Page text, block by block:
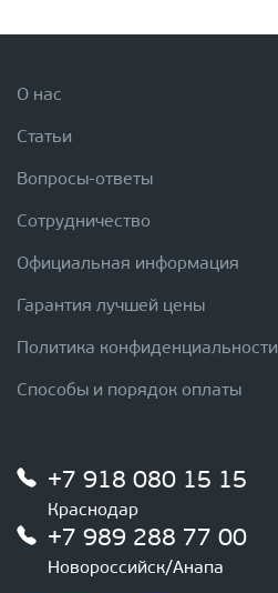
О нас
Статьи
Вопросы-ответы
Сотрудничество
Официальная информация
Гарантия лучшей цены
Политика конфиденциальности
Способы и порядок оплаты
+7 918 080 15 15
Краснодар
+7 989 288 77 00
Новороссийск/Анапа